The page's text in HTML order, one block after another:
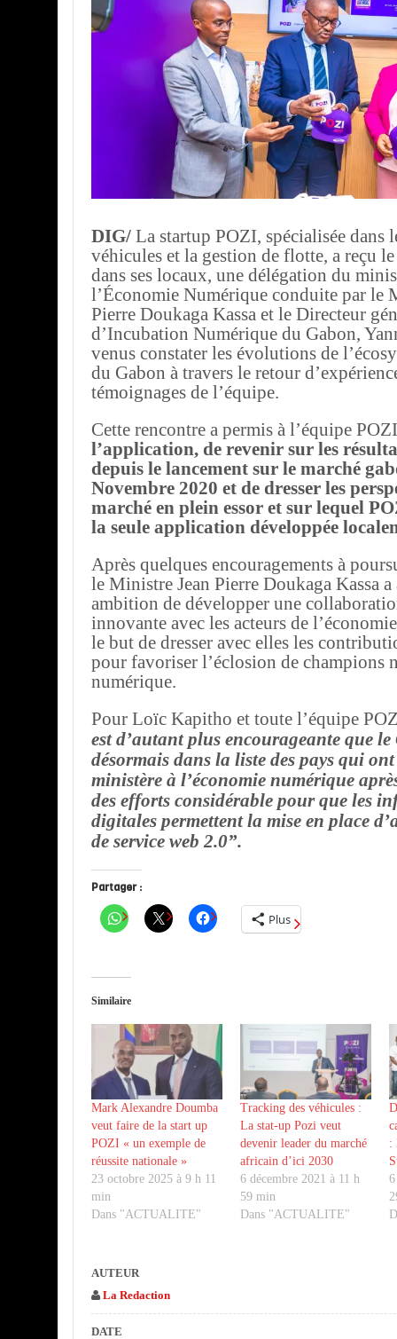
DIG/ La startup POZI, spécialisée dans
véhicules et la gestion de flotte, a reçu
dans ses locaux, une délégation du
l’Économie Numérique conduite par le
Pierre Doukaga Kassa et le Directeur
d’Incubation Numérique du Gabon,
venus constater les évolutions de
du Gabon à travers le retour
témoignages de l’équipe.
Cette rencontre a permis à l’équipe
l’application, de revenir sur les
depuis le lancement sur le marché
Novembre 2020 et de dresser les
marché en plein essor et sur lequel
la seule application développée
Après quelques encouragements à
le Ministre Jean Pierre Doukaga Kassa
ambition de développer une
innovante avec les acteurs de
le but de dresser avec elles les
pour favoriser l’éclosion de champions
numérique.
Pour Loïc Kapitho et toute l’équipe
est d’autant plus encourageante que
désormais dans la liste des pays qui
ministère à l’économie numérique
des efforts considérable pour que les
digitales permettent la mise en place
de service web 2.0”.
Partager :
Plus
Similaire
Mark Alexandre Doumba
veut faire de la start up
POZI « un exemple de
réussite nationale »
23 octobre 2025 à 9 h 11
min
Dans "ACTUALITE"
Tracking des véhicules :
La stat-up Pozi veut
devenir leader du marché
africain d’ici 2030
6 décembre 2021 à 11 h
59 min
Dans "ACTUALITE"
:
AUTEUR
La Redaction
DATE